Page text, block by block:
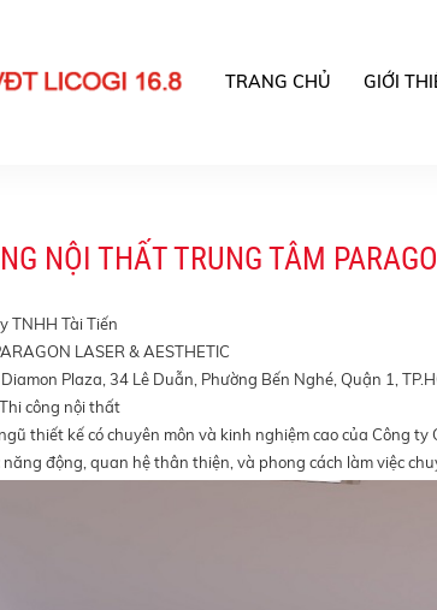
TRANG CHỦ GIỚI
NỘI THẤT TRUNG TÂM
TNHH Tài Tiến
LASER & AESTHETIC
Plaza, 34 Lê Duẫn, Phường Bến Nghé, Quận 1,
công nội thất
thiết kế có chuyên môn và kinh nghiệm cao của Công
động, quan hệ thân thiện, và phong cách làm việc